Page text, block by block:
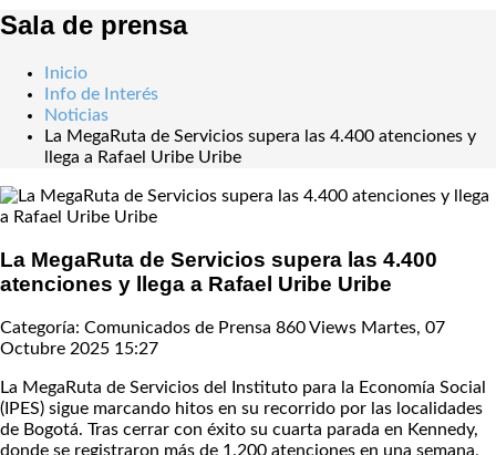
Sala de prensa
Inicio
Info de Interés
Noticias
La MegaRuta de Servicios supera las 4.400 atenciones y
llega a Rafael Uribe Uribe
La MegaRuta de Servicios supera las 4.400
atenciones y llega a Rafael Uribe Uribe
Categoría: Comunicados de Prensa 860 Views Martes, 07
Octubre 2025 15:27
La MegaRuta de Servicios del Instituto para la Economía Social
(IPES) sigue marcando hitos en su recorrido por las localidades
de Bogotá. Tras cerrar con éxito su cuarta parada en Kennedy,
donde se registraron más de 1.200 atenciones en una semana,